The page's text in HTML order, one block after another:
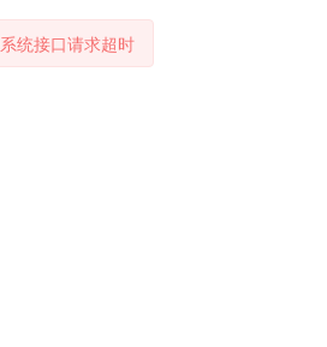
系统接口请求超时